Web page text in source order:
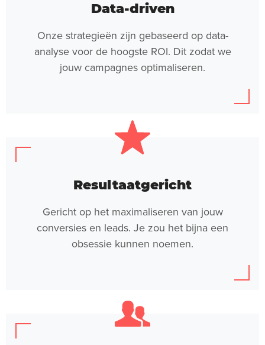
Data-driven
Onze strategieën zijn gebaseerd op data-
analyse voor de hoogste ROI. Dit zodat we
jouw campagnes optimaliseren.
Resultaatgericht
Gericht op het maximaliseren van jouw
conversies en leads. Je zou het bijna een
obsessie kunnen noemen.